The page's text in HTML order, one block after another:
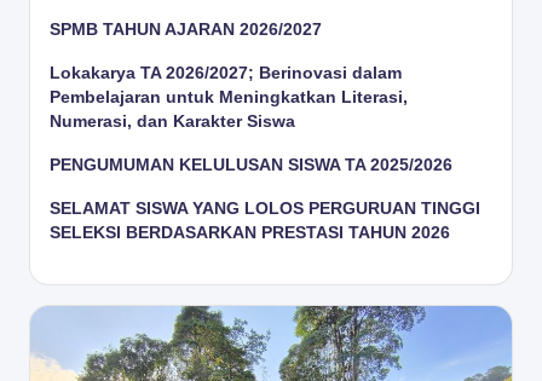
SPMB TAHUN AJARAN 2026/2027
Lokakarya TA 2026/2027; Berinovasi dalam
Pembelajaran untuk Meningkatkan Literasi,
Numerasi, dan Karakter Siswa
PENGUMUMAN KELULUSAN SISWA TA 2025/2026
SELAMAT SISWA YANG LOLOS PERGURUAN TINGGI
SELEKSI BERDASARKAN PRESTASI TAHUN 2026